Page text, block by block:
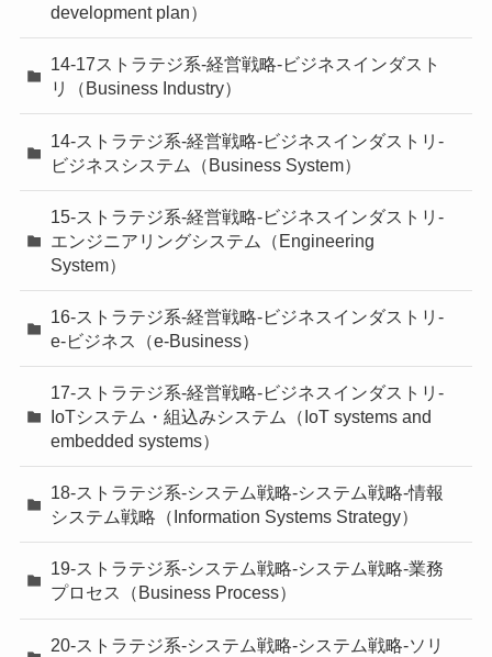
development plan）
14-17ストラテジ系-経営戦略-ビジネスインダスト
リ（Business Industry）
14-ストラテジ系-経営戦略-ビジネスインダストリ-
ビジネスシステム（Business System）
15-ストラテジ系-経営戦略-ビジネスインダストリ-
エンジニアリングシステム（Engineering
System）
16-ストラテジ系-経営戦略-ビジネスインダストリ-
e-ビジネス（e-Business）
17-ストラテジ系-経営戦略-ビジネスインダストリ-
IoTシステム・組込みシステム（IoT systems and
embedded systems）
18-ストラテジ系-システム戦略-システム戦略-情報
システム戦略（Information Systems Strategy）
19-ストラテジ系-システム戦略-システム戦略-業務
プロセス（Business Process）
20-ストラテジ系-システム戦略-システム戦略-ソリ